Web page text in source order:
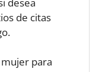
de citas
para